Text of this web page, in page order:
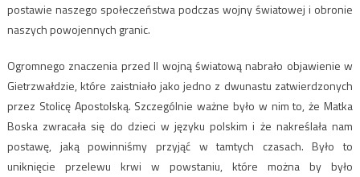
postawie naszego społeczeństwa podczas wojny światowej i obronie
naszych powojennych granic.
Ogromnego znaczenia przed II wojną światową nabrało objawienie w
Gietrzwałdzie, które zaistniało jako jedno z dwunastu zatwierdzonych
przez Stolicę Apostolską. Szczególnie ważne było w nim to, że Matka
Boska zwracała się do dzieci w języku polskim i że nakreślała nam
postawę, jaką powinniśmy przyjąć w tamtych czasach. Było to
uniknięcie przelewu krwi w powstaniu, które można by było